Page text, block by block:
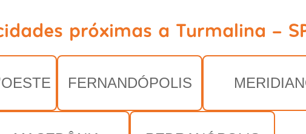
próximas a Turmalina -
FERNANDÓPOLIS